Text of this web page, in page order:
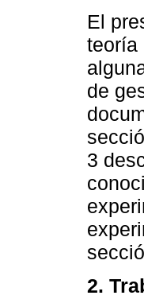
El
teoría
de
3
2.